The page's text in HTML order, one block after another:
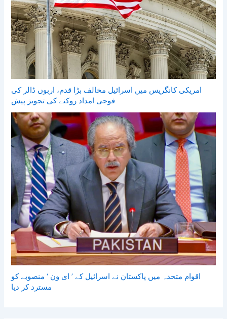
امریکی کانگریس میں اسرائیل مخالف بڑا قدم، اربوں ڈالر کی
فوجی امداد روکنے کی تجویز پیش
اقوام متحدہ میں پاکستان نے اسرائیل کے ’ ای ون ‘ منصوبے کو
مسترد کر دیا